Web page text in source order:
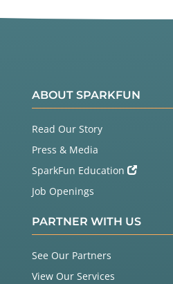
ABOUT SPARKFUN
Read Our Story
Press & Media
SparkFun Education
Job Openings
PARTNER WITH US
See Our Partners
View Our Services